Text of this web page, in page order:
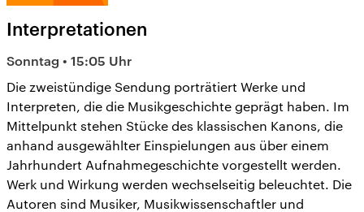
Interpretationen
Sonntag • 15:05 Uhr
Die zweistündige Sendung porträtiert Werke und
Interpreten, die die Musikgeschichte geprägt haben. Im
Mittelpunkt stehen Stücke des klassischen Kanons, die
anhand ausgewählter Einspielungen aus über einem
Jahrhundert Aufnahmegeschichte vorgestellt werden.
Werk und Wirkung werden wechselseitig beleuchtet. Die
Autoren sind Musiker, Musikwissenschaftler und